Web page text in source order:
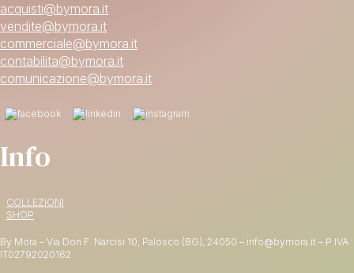
acquisti@bymora.it
vendite@bymora.it
commerciale@bymora.it
contabilita@bymora.it
comunicazione@bymora.it
Info
COLLEZIONI
SHOP
By Mora – Via Don F. Narcisi 10, Palosco (BG), 24050 – info@bymora.it – P.IVA
IT02792020162 Shop now